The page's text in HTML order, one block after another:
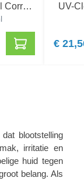
UV-
€
blootstelling
irritatie en
huid tegen
belang. Als